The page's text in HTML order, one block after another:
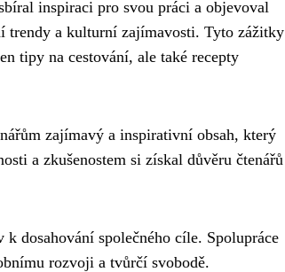
inspiraci pro svou práci a objevoval
trendy a kulturní zajímavosti. Tyto zážitky
tipy na cestování, ale také recepty
zajímavý a inspirativní obsah, který
a zkušenostem si získal důvěru čtenářů
dosahování společného cíle. Spolupráce
rozvoji a tvůrčí svobodě.